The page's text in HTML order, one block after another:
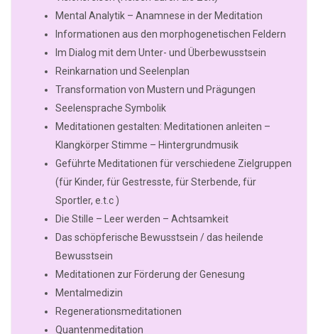
Mental Analytik – Anamnese in der Meditation
Informationen aus den morphogenetischen Feldern
Im Dialog mit dem Unter- und Überbewusstsein
Reinkarnation und Seelenplan
Transformation von Mustern und Prägungen
Seelensprache Symbolik
Meditationen gestalten: Meditationen anleiten –
Klangkörper Stimme – Hintergrundmusik
Geführte Meditationen für verschiedene Zielgruppen
(für Kinder, für Gestresste, für Sterbende, für
Sportler, e.t.c )
Die Stille – Leer werden – Achtsamkeit
Das schöpferische Bewusstsein / das heilende
Bewusstsein
Meditationen zur Förderung der Genesung
Mentalmedizin
Regenerationsmeditationen
Quantenmeditation